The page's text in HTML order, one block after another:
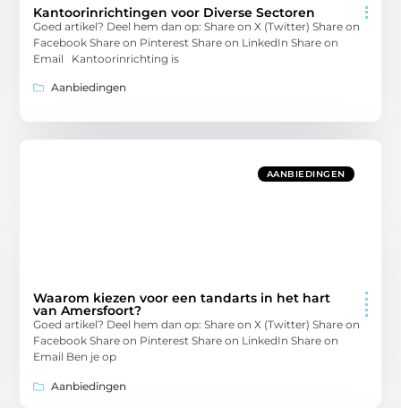
Kantoorinrichtingen voor Diverse Sectoren
Goed artikel? Deel hem dan op: Share on X (Twitter) Share on
Facebook Share on Pinterest Share on LinkedIn Share on
Email Kantoorinrichting is
Aanbiedingen
AANBIEDINGEN
Waarom kiezen voor een tandarts in het hart
van Amersfoort?
Goed artikel? Deel hem dan op: Share on X (Twitter) Share on
Facebook Share on Pinterest Share on LinkedIn Share on
Email Ben je op
Aanbiedingen